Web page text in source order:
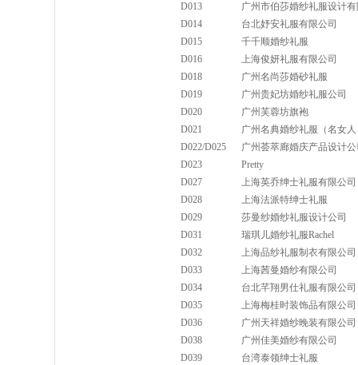
D013
广州市伯莎婚纱礼服设计
D014
台北妤安礼服有限公司
D015
千千顺婚纱礼服
D016
上海俊妍礼服有限公司
D018
广州名尚莎婚砂礼服
D019
广州贵妃坊婚纱礼服公司
D020
广州芙蓉坊旗袍
D021
广州名典婚纱礼服（名女
D022/D025
广州荟萃廊婚庆产品设计
D023
Pretty
D027
上海英乔绅士礼服有限公司
D028
上海法派特绅士礼服
D029
莎曼纱婚纱礼服设计公司
D031
瑞琪儿婚纱礼服Rachel
D032
上海品纱礼服制衣有限公司
D033
上海茜曼婚纱有限公司
D034
台北芊翔男仕礼服有限公司
D035
上海梅桂时装饰品有限公司
D036
广州天祥婚纱晚装有限公司
D038
广州佳美婚纱有限公司
D039
台湾泰领绅士礼服